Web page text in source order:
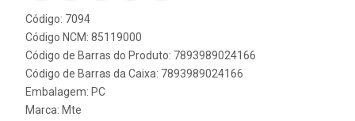
Código: 7094
Código NCM: 85119000
Código de Barras do Produto: 7893989024166
Código de Barras da Caixa: 7893989024166
Embalagem: PC
Marca: Mte